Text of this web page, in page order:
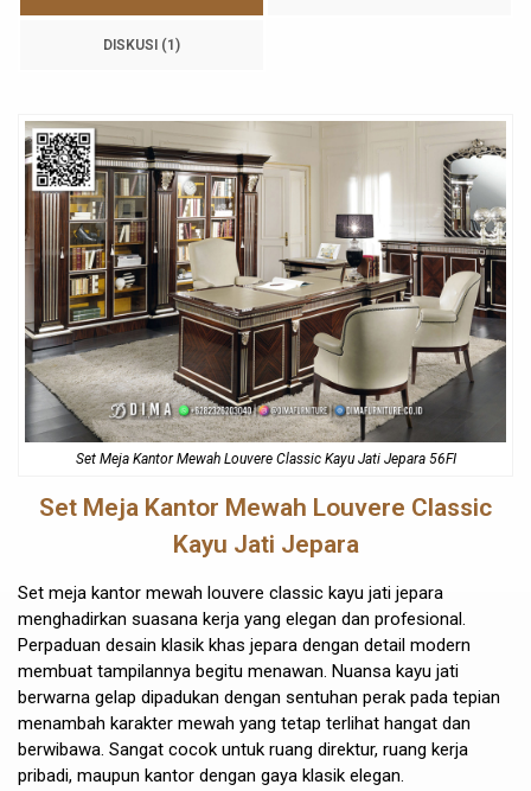
DISKUSI (1)
Set Meja KantorMewah Louvere Classic Kayu Jati Jepara 56FI
Set Meja Kantor Mewah Louvere Classic
Kayu Jati Jepara
Set meja kantor mewah louvere classic kayu jati jepara
menghadirkan suasana kerja yang elegan dan profesional.
Perpaduan desain klasik khas jepara dengan detail modern
membuat tampilannya begitu menawan. Nuansa kayu jati
berwarna gelap dipadukan dengan sentuhan perak pada tepian
menambah karakter mewah yang tetap terlihat hangat dan
berwibawa. Sangat cocok untuk ruang direktur, ruang kerja
pribadi, maupun kantor dengan gaya klasik elegan.